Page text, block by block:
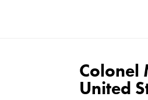
Colonel
United